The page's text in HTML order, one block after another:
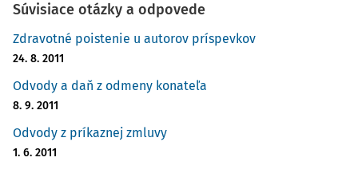
Súvisiace otázky a odpovede
Zdravotné poistenie u autorov príspevkov
24. 8. 2011
Odvody a daň z odmeny konateľa
8. 9. 2011
Odvody z príkaznej zmluvy
1. 6. 2011